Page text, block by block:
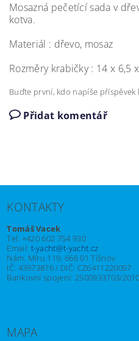
Mosazná pečetící sada v
kotva.
Materiál : dřevo, mosaz
Rozměry krabičky : 14 x 6,5
Buďte první, kdo napíše příspěvek
Přidat komentář
KONTAKTY
Tomáš Vacek
Tel: +420 602 754 930
Email: t-yacht@t-yacht.cz
Nám. Míru 119, 666 01 Tišnov
IČ: 43973876 / DIČ: CZ6411220057
Bankovní spojení: 2500933703/
MAPA